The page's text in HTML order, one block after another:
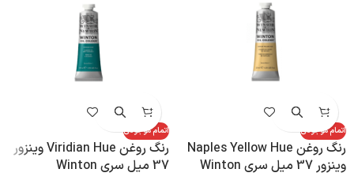
اتمام موجودی
رنگ روغن Naples Yellow Hue
وینزور 37 میل سری Winton
اتمام موجودی
رنگ روغن Viridian Hue وینزور
37 میل سری Winton